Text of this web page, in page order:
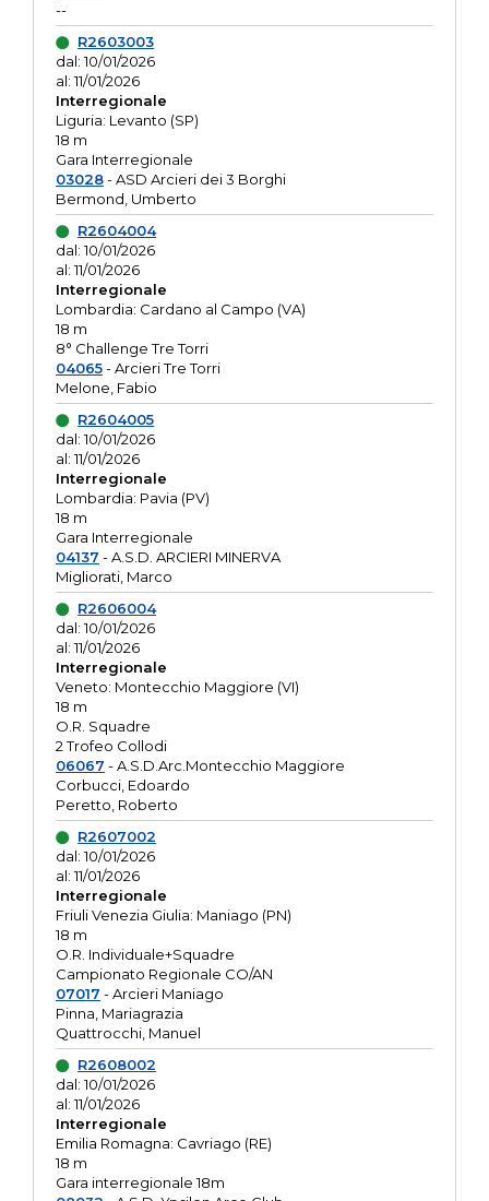
--
R2603003
dal: 10/01/2026
al: 11/01/2026
Interregionale
Liguria: Levanto (SP)
18 m
Gara Interregionale
03028- ASD Arcieri dei 3 Borghi
Bermond, Umberto
R2604004
dal: 10/01/2026
al: 11/01/2026
Interregionale
Lombardia: Cardano al Campo (VA)
18 m
8° Challenge Tre Torri
04065- Arcieri Tre Torri
Melone, Fabio
R2604005
dal: 10/01/2026
al: 11/01/2026
Interregionale
Lombardia: Pavia (PV)
18 m
Gara Interregionale
04137 - A.S.D. ARCIERI MINERVA
Migliorati, Marco
R2606004
dal: 10/01/2026
al: 11/01/2026
Interregionale
Veneto: Montecchio Maggiore (VI)
18 m
O.R. Squadre
2 Trofeo Collodi
06067 - A.S.D.Arc.Montecchio Maggiore
Corbucci, Edoardo
Peretto, Roberto
R2607002
dal: 10/01/2026
al: 11/01/2026
Interregionale
Friuli Venezia Giulia: Maniago (PN)
18 m
O.R. Individuale+Squadre
Campionato Regionale CO/AN
07017 - Arcieri Maniago
Pinna, Mariagrazia
Quattrocchi, Manuel
R2608002
dal: 10/01/2026
al: 11/01/2026
Interregionale
Emilia Romagna: Cavriago (RE)
18 m
Gara interregionale 18m